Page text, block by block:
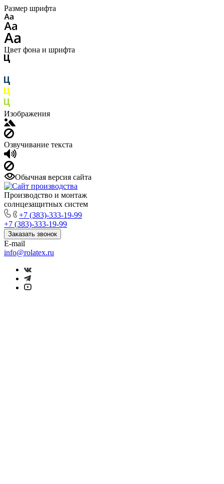
Размер шрифта
Цвет фона и шрифта
Изображения
Озвучивание текста
Обычная версия сайта
Производство и монтаж
солнцезащитных систем
+7 (383)-333-19-99
+7 (383)-333-19-99
Заказать звонок
E-mail
info@rolatex.ru